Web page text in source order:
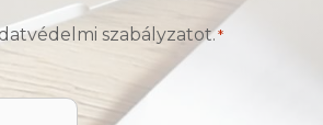
szabályzatot.*